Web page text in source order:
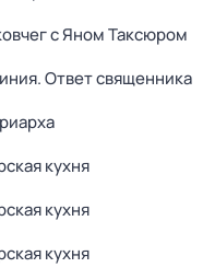
с Яном Таксюром
Ответ священника
кухня
кухня
кухня